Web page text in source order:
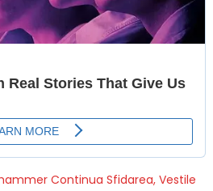
Continua Sfidarea, Vestile